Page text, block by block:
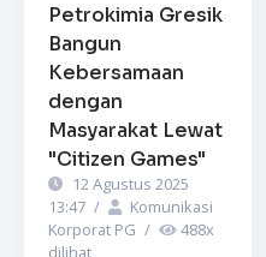
Petrokimia Gresik
Bangun
Kebersamaan
dengan
Masyarakat Lewat
"Citizen Games"
12 Agustus 2025
13:47 /
Komunikasi
Korporat PG / 488x
dilihat